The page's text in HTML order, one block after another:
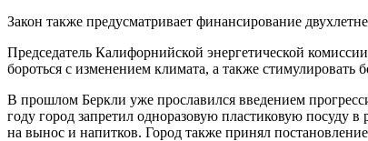
Закон также предусматривает финансирование
Председатель Калифорнийской энергетической
бороться с изменением климата, а также
В прошлом Беркли уже прославился введением
году город запретил одноразовую пластиковую посуду
на вынос и напитков. Город также принял